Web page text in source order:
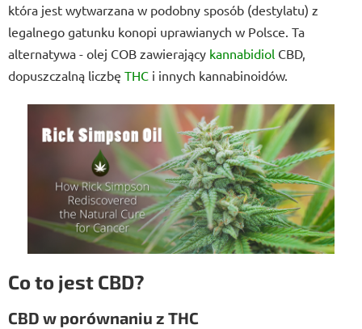
która jest wytwarzana w podobny sposób (destylatu) z
legalnego gatunku konopi uprawianych w Polsce. Ta
alternatywa - olej COB zawierający kannabidiol CBD,
dopuszczalną liczbę THC i innych kannabinoidów.
Co to jest CBD?
CBD w porównaniu z THC